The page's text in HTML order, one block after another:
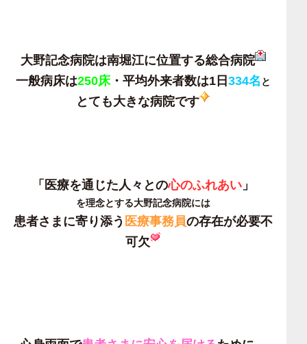
大野記念病院は南堀江に位置する総合病院
一般病床は250床・平均外来者数は1日 334名 と
とても大きな病院です
「医療を通じた人々との心のふれあい 」
を理念とする大野記念病院には
患者さまに寄り添う 医療事務員の存在が必要不
可欠